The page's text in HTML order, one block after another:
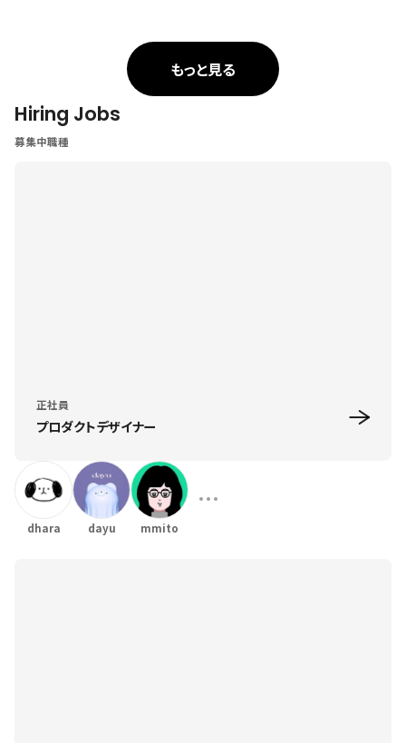
もっと見る
Hiring Jobs
募集中職種
正社員
プロダクトデザイナー
dhara dayu mmito